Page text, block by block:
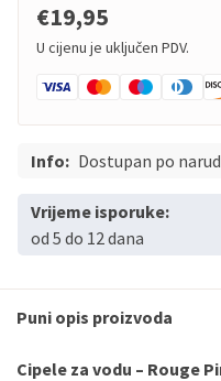
€19,95
U cijenu je uključen PDV.
Info: Dostupan po
Vrijeme isporuke:
od 5 do 12 dana
Puni opis proizvoda
Cipele za vodu – Rouge